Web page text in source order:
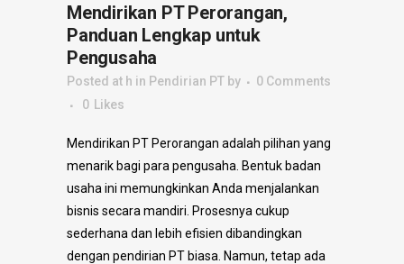
Mendirikan PT Perorangan,
Panduan Lengkap untuk
Pengusaha
Posted at h in Pendirian PT by
0 Comments
0
Likes
Mendirikan PT Perorangan adalah pilihan yang
menarik bagi para pengusaha. Bentuk badan
usaha ini memungkinkan Anda menjalankan
bisnis secara mandiri. Prosesnya cukup
sederhana dan lebih efisien dibandingkan
dengan pendirian PT biasa. Namun, tetap ada